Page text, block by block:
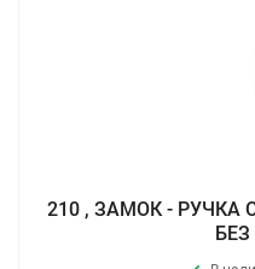
210 , ЗАМОК - РУЧКА